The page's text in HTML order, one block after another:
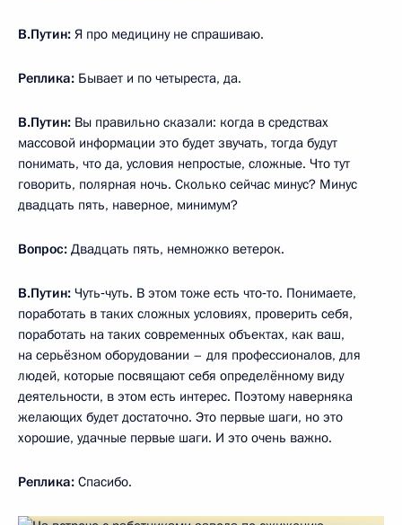
В.Путин: Я про медицину не спрашиваю.
Реплика: Бывает и по четыреста, да.
В.Путин: Вы правильно сказали: когда в средствах
массовой информации это будет звучать, тогда будут
понимать, что да, условия непростые, сложные. Что тут
говорить, полярная ночь. Сколько сейчас минус? Минус
двадцать пять, наверное, минимум?
Вопрос: Двадцать пять, немножко ветерок.
В.Путин: Чуть‑чуть. В этом тоже есть что‑то. Понимаете,
поработать в таких сложных условиях, проверить себя,
поработать на таких современных объектах, как ваш,
на серьёзном оборудовании – для профессионалов, для
людей, которые посвящают себя определённому виду
деятельности, в этом есть интерес. Поэтому наверняка
желающих будет достаточно. Это первые шаги, но это
хорошие, удачные первые шаги. И это очень важно.
Реплика: Спасибо.